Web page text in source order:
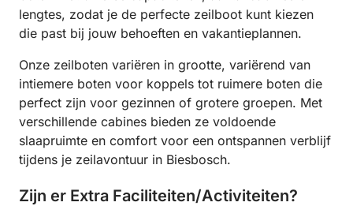
lengtes, zodat je de perfecte zeilboot kunt kiezen
die past bij jouw behoeften en vakantieplannen.
Onze zeilboten variëren in grootte, variërend van
intiemere boten voor koppels tot ruimere boten die
perfect zijn voor gezinnen of grotere groepen. Met
verschillende cabines bieden ze voldoende
slaapruimte en comfort voor een ontspannen verblijf
tijdens je zeilavontuur in Biesbosch.
Zijn er Extra Faciliteiten/Activiteiten?